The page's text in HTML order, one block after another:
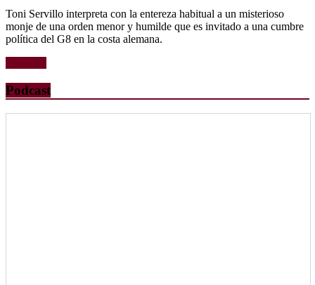
Toni Servillo interpreta con la entereza habitual a un misterioso
monje de una orden menor y humilde que es invitado a una cumbre
política del G8 en la costa alemana.
Podcast